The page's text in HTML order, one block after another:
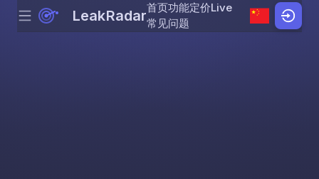
Skip to content
Menu LeakRadar首页功能定价Live
常见问题